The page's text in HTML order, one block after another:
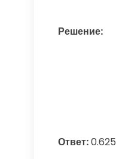
Решение:
Ответ:0.625